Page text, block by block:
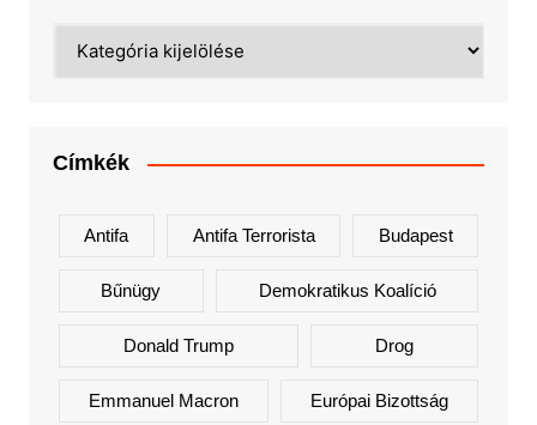
Címkék
Antifa Antifa Terrorista Budapest
Bűnügy Demokratikus Koalíció
Donald Trump Drog
Emmanuel Macron Európai Bizottság